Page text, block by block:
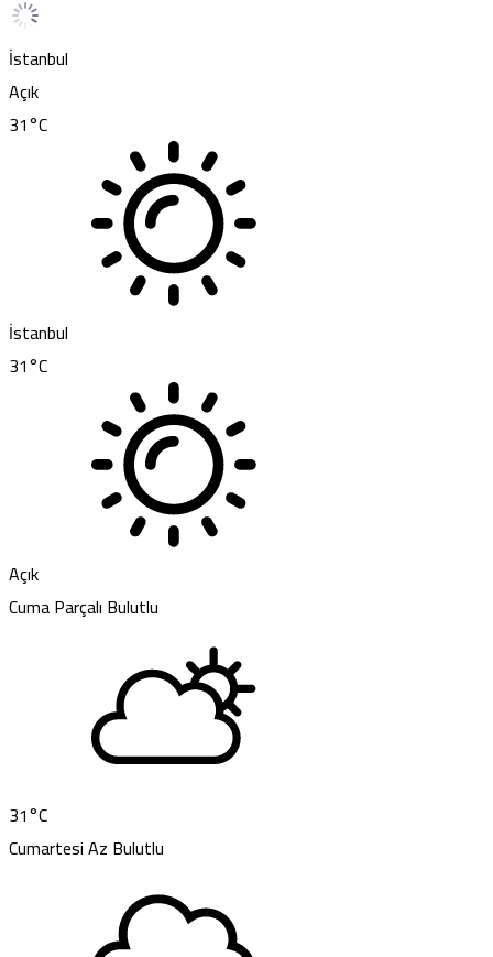
İstanbul
Açık
31°C
İstanbul
31°C
Açık
CumaParçalı Bulutlu
31°C
CumartesiAz Bulutlu